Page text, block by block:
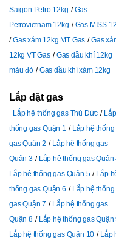
Saigon Petro 12kg
Gas
Petrovietnam 12kg
Gas MISS
Gas xám 12kg MT Gas
Gas
12kg VT Gas
Gas dầu khí 12kg
màu đỏ
Gas dầu khí xám 12kg
Lắp đặt gas
Lắp hệ thống gas Thủ Đức
thống gas Quận 1
Lắp hệ thống
gas Quận 2
Lắp hệ thống gas
Quận 3
Lắp hệ thống gas Quận
Lắp hệ thống gas Quận 5
Lắp
thống gas Quận 6
Lắp hệ thống
gas Quận 7
Lắp hệ thống gas
Quận 8
Lắp hệ thống gas Quận
Lắp hệ thống gas Quận 10
Lắp